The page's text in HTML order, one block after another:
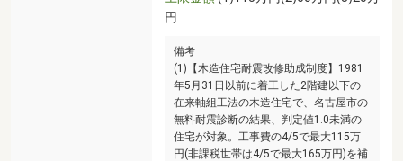
円
備考
(1)【木造住宅耐震改修助成制度】1981
年5月31日以前に着工した2階建以下の
在来軸組工法の木造住宅で、名古屋市の
無料耐震診断の結果、判定値1.0未満の
住宅が対象。工事費の4/5で最大115万
円(非課税世帯は4/5で最大165万円)を補